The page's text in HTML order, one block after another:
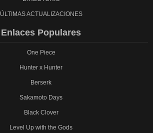
ÚLTIMAS ACTUALIZACIONES
Enlaces Populares
One Piece
Hunter x Hunter
Berserk
Sakamoto Days
Black Clover
Level Up with the Gods